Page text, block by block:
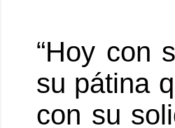
“Hoy con
su pátina
con su